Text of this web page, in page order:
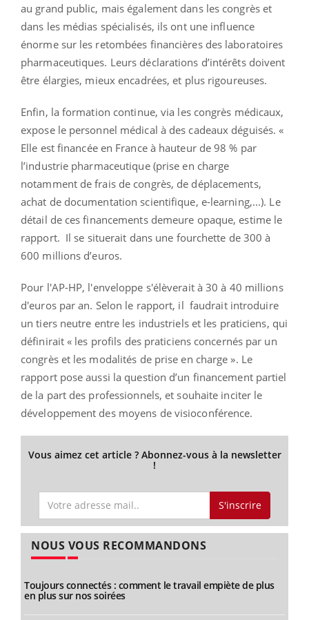
au grand public, mais également dans les congrès et
dans les médias spécialisés, ils ont une influence
énorme sur les retombées financières des laboratoires
pharmaceutiques. Leurs déclarations d’intérêts doivent
être élargies, mieux encadrées, et plus rigoureuses.
Enfin, la formation continue, via les congrès médicaux,
expose le personnel médical à des cadeaux déguisés. «
Elle est financée en France à hauteur de 98 % par
l’industrie pharmaceutique (prise en charge
notamment de frais de congrès, de déplacements,
achat de documentation scientifique, e-learning,...). Le
détail de ces financements demeure opaque, estime le
rapport. Il se situerait dans une fourchette de 300 à
600 millions d’euros.
Pour l'AP-HP, l'enveloppe s'élèverait à 30 à 40 millions
d'euros par an. Selon le rapport, il faudrait introduire
un tiers neutre entre les industriels et les praticiens, qui
définirait « les profils des praticiens concernés par un
congrès et les modalités de prise en charge ». Le
rapport pose aussi la question d’un financement partiel
de la part des professionnels, et souhaite inciter le
développement des moyens de visioconférence.
Vous aimez cet article ? Abonnez-vous à la newsletter
!
S'inscrire
NOUS VOUS RECOMMANDONS
Toujours connectés : comment le travail empiète de plus
en plus sur nos soirées